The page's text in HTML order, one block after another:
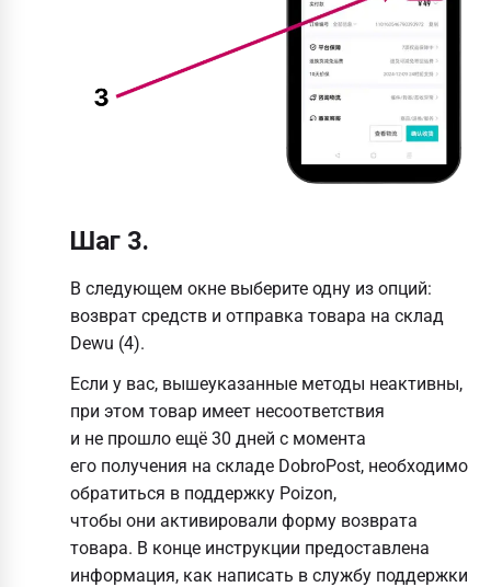
Шаг 3.
В следующем окне выберите одну из опций:
возврат средств и отправка товара на склад
Dewu (4).
Если у вас, вышеуказанные методы неактивны,
при этом товар имеет несоответствия
и не прошло ещё 30 дней с момента
его получения на складе DobroPost, необходимо
обратиться в поддержку Poizon,
чтобы они активировали форму возврата
товара. В конце инструкции предоставлена
информация, как написать в службу поддержки